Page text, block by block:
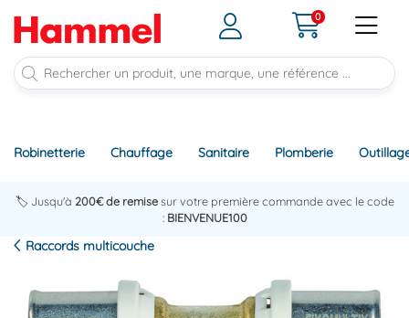
0
Robinetterie Chauffage Sanitaire Plomberie
🏷️ Jusqu'à 200€ de remisesur votre première commande avec le code
: BIENVENUE100
Raccords multicouche